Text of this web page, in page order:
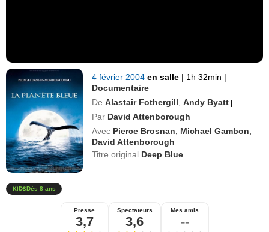
4 février 2004en salle | 1h 32min |
Documentaire
De Alastair Fothergill ,Andy Byatt |
Par David Attenborough
Avec Pierce Brosnan Michael Gambon
David Attenborough
Titre original Deep Blue
Dès 8 ans
Presse
3,7
Spectateurs
3,6
Mes amis
--